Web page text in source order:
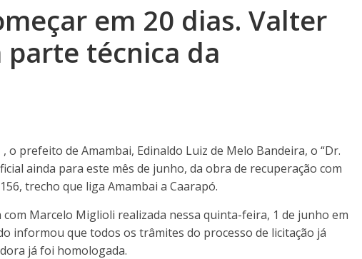
em 20 dias. Valter
técnica da
, o prefeito de Amambai, Edinaldo Luiz de Melo Bandeira, o “Dr.
ainda para este mês de junho, da obra de recuperação com
trecho que liga Amambai a Caarapó.
Marcelo Miglioli realizada nessa quinta-feira, 1 de junho em
informou que todos os trâmites do processo de licitação já
já foi homologada.